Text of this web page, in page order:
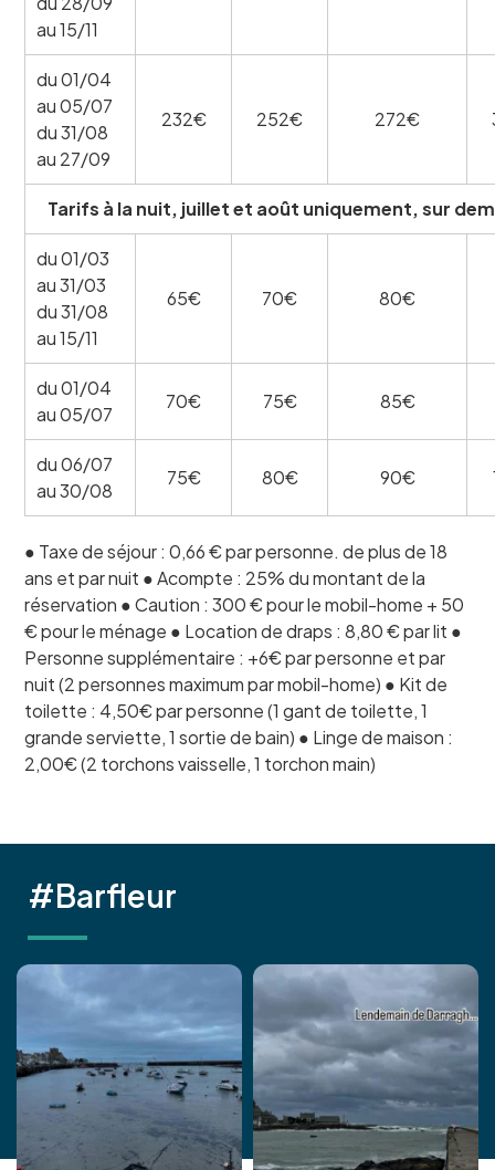
au 15/11
du 01/04
au 05/07
du 31/08
au 27/09
232€ 252€ 272€
Tarifs à la nuit, juillet et août uniquement, sur
du 01/03
au 31/03
du 31/08
au 15/11
65€ 70€ 80€
du 01/04
au 05/07
70€ 75€ 85€
du 06/07
au 30/08
75€ 80€ 90€
● Taxe de séjour : 0,66 € par personne. de plus de 18
ans et par nuit ● Acompte : 25% du montant de la
réservation ● Caution : 300 € pour le mobil-home + 50
€ pour le ménage ● Location de draps : 8,80 € par lit ●
Personne supplémentaire : +6€ par personne et par
nuit (2 personnes maximum par mobil-home) ● Kit de
toilette : 4,50€ par personne (1 gant de toilette, 1
grande serviette, 1 sortie de bain) ● Linge de maison :
2,00€ (2 torchons vaisselle, 1 torchon main)
#Barfleur